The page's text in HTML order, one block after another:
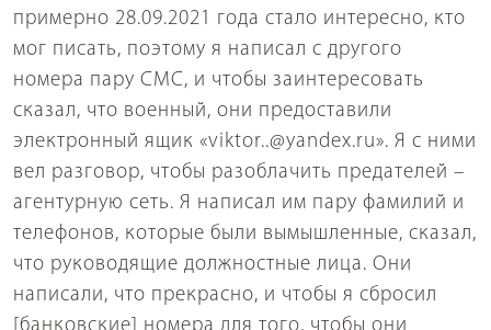
примерно 28.09.2021 года стало интересно, кто
мог писать, поэтому я написал с другого
номера пару СМС, и чтобы заинтересовать
сказал, что военный, они предоставили
электронный ящик «viktor..@yandex.ru». Я с ними
вел разговор, чтобы разоблачить предателей –
агентурную сеть. Я написал им пару фамилий и
телефонов, которые были вымышленные, сказал,
что руководящие должностные лица. Они
написали, что прекрасно, и чтобы я сбросил
[банковские] номера для того, чтобы они